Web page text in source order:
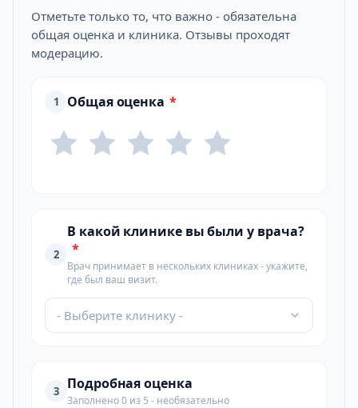
Отметьте только то, что важно - обязательна
общая оценка и клиника. Отзывы проходят
модерацию.
1 Общая оценка *
2
В какой клинике вы были у врача?
*
Врач принимает в нескольких клиниках - укажите,
где был ваш визит.
- Выберите клинику -
3 Подробная оценка
Заполнено 0 из 5 - необязательно